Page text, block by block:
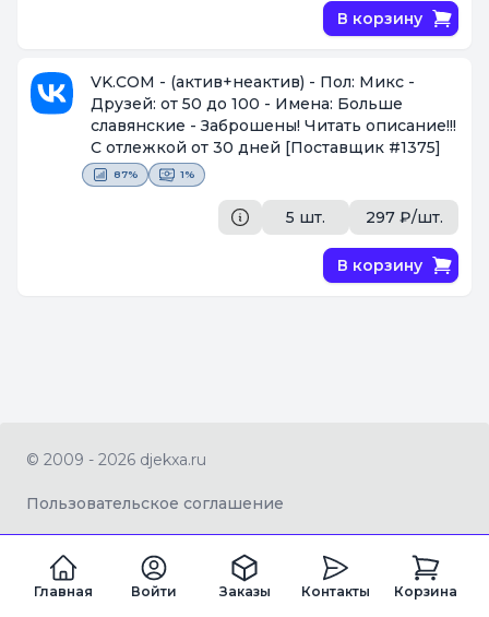
В корзину
VK.COM - (актив+неактив) - Пол: Микс -
Друзей: от 50 до 100 - Имена: Больше
славянские - Заброшены! Читать описание!!!
С отлежкой от 30 дней [Поставщик #1375]
87% 1%
5 шт. 297 ₽/шт.
В корзину
Главная Войти Заказы Контакты Корзина
© 2009 - 2026 djekxa.ru
Пользовательское соглашение